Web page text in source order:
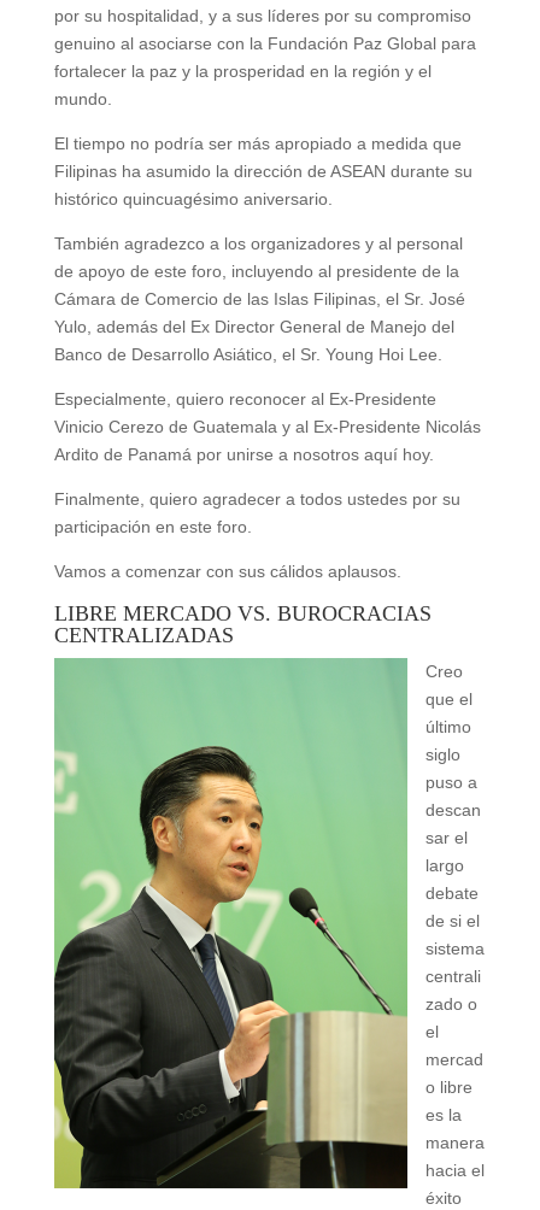
por su hospitalidad, y a sus líderes por su compromiso
genuino al asociarse con la Fundación Paz Global para
fortalecer la paz y la prosperidad en la región y el
mundo.
El tiempo no podría ser más apropiado a medida que
Filipinas ha asumido la dirección de ASEAN durante su
histórico quincuagésimo aniversario.
También agradezco a los organizadores y al personal
de apoyo de este foro, incluyendo al presidente de la
Cámara de Comercio de las Islas Filipinas, el Sr. José
Yulo, además del Ex Director General de Manejo del
Banco de Desarrollo Asiático, el Sr. Young Hoi Lee.
Especialmente, quiero reconocer al Ex-Presidente
Vinicio Cerezo de Guatemala y al Ex-Presidente Nicolás
Ardito de Panamá por unirse a nosotros aquí hoy.
Finalmente, quiero agradecer a todos ustedes por su
participación en este foro.
Vamos a comenzar con sus cálidos aplausos.
LIBRE MERCADO VS. BUROCRACIAS
CENTRALIZADAS
Creo
que el
último
siglo
puso a
descan
sar el
largo
debate
de si el
sistema
centrali
zado o
el
mercad
o libre
es la
manera
hacia el
éxito